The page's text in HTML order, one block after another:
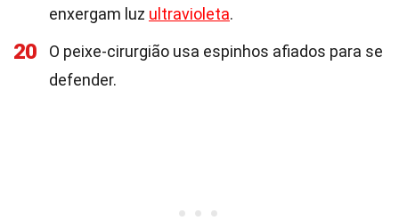
enxergam luz ultravioleta.
20
O peixe-cirurgião usa espinhos afiados para se
defender.